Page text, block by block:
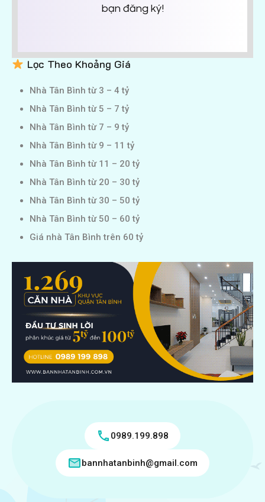
bạn đăng ký!
Lọc Theo Khoảng Giá
Nhà Tân Bình từ 3 – 4 tỷ
Nhà Tân Bình từ 5 – 7 tỷ
Nhà Tân Bình từ 7 – 9 tỷ
Nhà Tân Bình từ 9 – 11 tỷ
Nhà Tân Bình từ 11 – 20 tỷ
Nhà Tân Bình từ 20 – 30 tỷ
Nhà Tân Bình từ 30 – 50 tỷ
Nhà Tân Bình từ 50 – 60 tỷ
Giá nhà Tân Bình trên 60 tỷ
0989.199.898
bannhatanbinh@gmail.com